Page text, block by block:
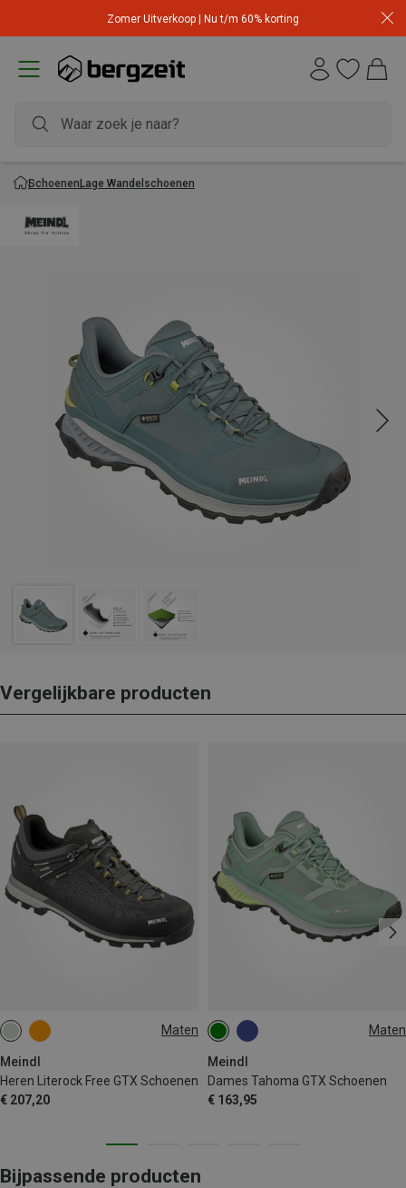
Zomer Uitverkoop | Nu t/m 60% korting
SchoenenLage Wandelschoenen
Vergelijkbare producten
Maten
Meindl
Heren Literock Free GTX Schoenen
€ 207,20
Maten
Meindl
Dames Tahoma GTX Schoenen
€ 163,95
Bijpassende producten